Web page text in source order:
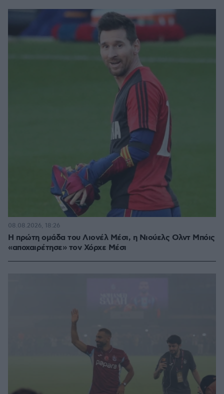
Η πρώτη ομάδα του Λιονέλ Μέσι, η Νιούελς Ολντ Μπόις
«αποχαιρέτησε» τον Χόρχε Μέσι
08.08.2026, 18:26